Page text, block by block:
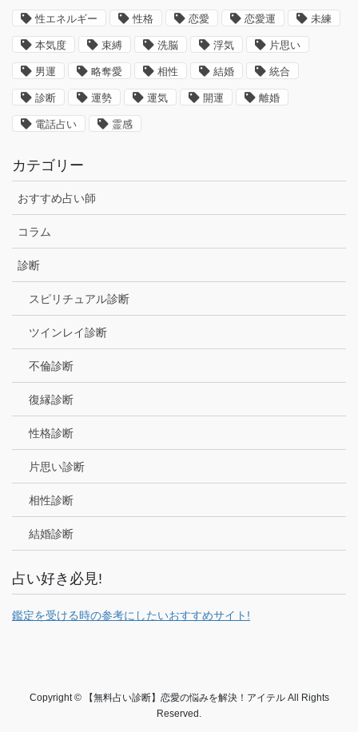
性エネルギー 性格 恋愛 恋愛運 未練
本気度 束縛 洗脳 浮気 片思い
男運 略奪愛 相性 結婚 統合
診断 運勢 運気 開運 離婚
電話占い 霊感
カテゴリー
おすすめ占い師
コラム
診断
スピリチュアル診断
ツインレイ診断
不倫診断
復縁診断
性格診断
片思い診断
相性診断
結婚診断
占い好き必見!
鑑定を受ける時の参考にしたいおすすめサイト!
Copyright © 【無料占い診断】恋愛の悩みを解決！アイテル All Rights
Reserved.